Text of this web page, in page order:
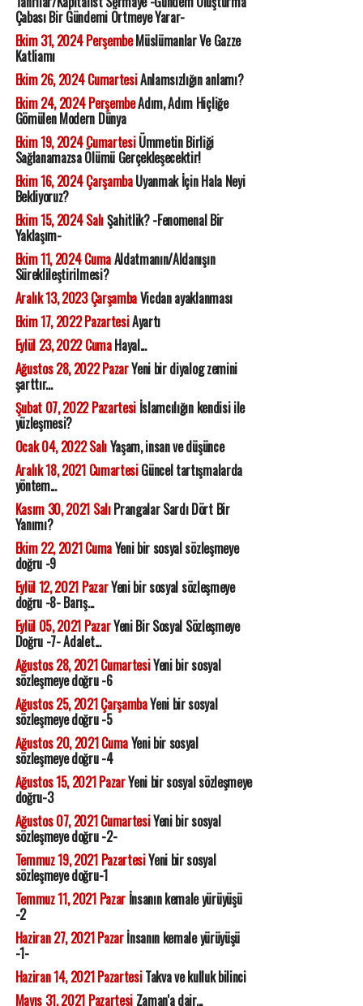
Çabası Bir Gündemi Örtmeye Yarar-
Ekim 31, 2024 PerşembeMüslümanlar Ve Gazze
Katliamı
Ekim 26, 2024 CumartesiAnlamsızlığın anlamı?
Ekim 24, 2024 PerşembeAdım, Adım Hiçliğe
Gömülen Modern Dünya
Ekim 19, 2024 CumartesiÜmmetin Birliği
Sağlanamazsa Ölümü Gerçekleşecektir!
Ekim 16, 2024 ÇarşambaUyanmak İçin Hala Neyi
Bekliyoruz?
Ekim 15, 2024 SalıŞahitlik? -Fenomenal Bir
Yaklaşım-
Ekim 11, 2024 CumaAldatmanın/Aldanışın
Süreklileştirilmesi?
Aralık 13, 2023 ÇarşambaVicdan ayaklanması
Ekim 17, 2022 PazartesiAyartı
Eylül 23, 2022 CumaHayal...
Ağustos 28, 2022 PazarYeni bir diyalog zemini
şarttır...
Şubat 07, 2022 Pazartesiİslamcılığın kendisi ile
yüzleşmesi?
Ocak 04, 2022 SalıYaşam, insan ve düşünce
Aralık 18, 2021 CumartesiGüncel tartışmalarda
yöntem...
Kasım 30, 2021 SalıPrangalar Sardı Dört Bir
Yanımı?
Ekim 22, 2021 CumaYeni bir sosyal sözleşmeye
doğru -9
Eylül 12, 2021 PazarYeni bir sosyal sözleşmeye
doğru -8- Barış...
Eylül 05, 2021 PazarYeni Bir Sosyal Sözleşmeye
Doğru -7- Adalet...
Ağustos 28, 2021 CumartesiYeni bir sosyal
sözleşmeye doğru -6
Ağustos 25, 2021 ÇarşambaYeni bir sosyal
sözleşmeye doğru -5
Ağustos 20, 2021 CumaYeni bir sosyal
sözleşmeye doğru -4
Ağustos 15, 2021 PazarYeni bir sosyal sözleşmeye
doğru-3
Ağustos 07, 2021 CumartesiYeni bir sosyal
sözleşmeye doğru -2-
Temmuz 19, 2021 PazartesiYeni bir sosyal
sözleşmeye doğru-1
Temmuz 11, 2021 Pazarİnsanın kemale yürüyüşü
-2
Haziran 27, 2021 Pazarİnsanın kemale yürüyüşü
-1-
Haziran 14, 2021 PazartesiTakva ve kulluk bilinci
Mayıs 31, 2021 PazartesiZaman'a dair...